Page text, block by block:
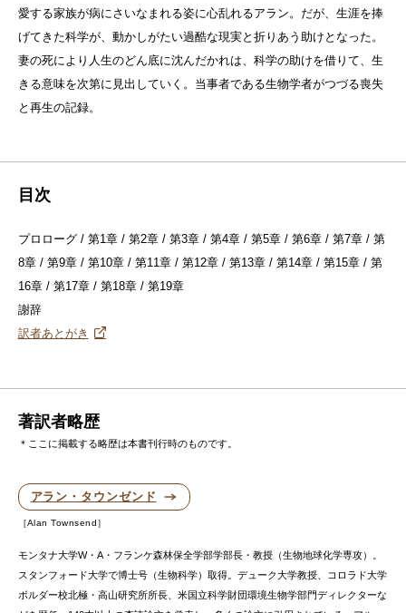
愛する家族が病にさいなまれる姿に心乱れるアラン。だが、生涯を捧
げてきた科学が、動かしがたい過酷な現実と折りあう助けとなった。
妻の死により人生のどん底に沈んだかれは、科学の助けを借りて、生
きる意味を次第に見出していく。当事者である生物学者がつづる喪失
と再生の記録。
目次
プロローグ / 第1章 / 第2章 / 第3章 / 第4章 / 第5章 / 第6章 / 第7章 / 第
8章 / 第9章 / 第10章 / 第11章 / 第12章 / 第13章 / 第14章 / 第15章 / 第
16章 / 第17章 / 第18章 / 第19章
謝辞
訳者あとがき
著訳者略歴
＊ここに掲載する略歴は本書刊行時のものです。
アラン・タウンゼンド
Alan Townsend
モンタナ大学W・A・フランケ森林保全学部学部長・教授（生物地球化学専攻）。
スタンフォード大学で博士号（生物科学）取得。デューク大学教授、コロラド大学
ボルダー校北極・高山研究所所長、米国立科学財団環境生物学部門ディレクターな